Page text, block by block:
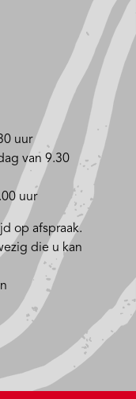
uur
van 9.30
uur
op afspraak.
die u kan